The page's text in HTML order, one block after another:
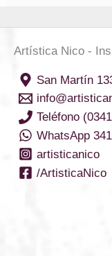
Artística Nico -
San Martín
Teléfono
WhatsApp
artisticanico
/ArtisticaNico